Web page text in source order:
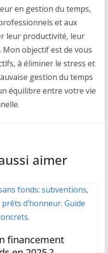
en gestion du temps,
et aux
leur productivité, leur
objectif est de vous
à éliminer le stress et
gestion du temps
équilibre entre votre vie
aimer
financement